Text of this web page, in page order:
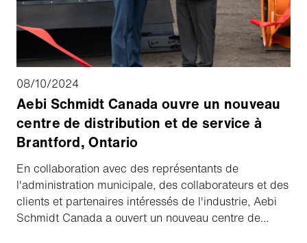
08/10/2024
Aebi Schmidt Canada ouvre un nouveau
centre de distribution et de service à
Brantford, Ontario
En collaboration avec des représentants de
l'administration municipale, des collaborateurs et des
clients et partenaires intéressés de l'industrie, Aebi
Schmidt Canada a ouvert un nouveau centre de